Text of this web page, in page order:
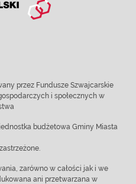
przez Fundusze Szwajcarskie
i społecznych w
budżetowa Gminy Miasta
zarówno w całości jak i we
ani przetwarzana w